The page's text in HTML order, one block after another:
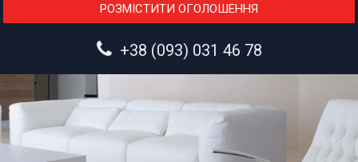
РОЗМІСТИТИ ОГОЛОШЕННЯ
+38 (093) 031 46 78